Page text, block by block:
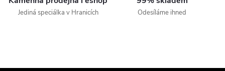
Jediná speciálka v Hranicích Odesíláme ihned